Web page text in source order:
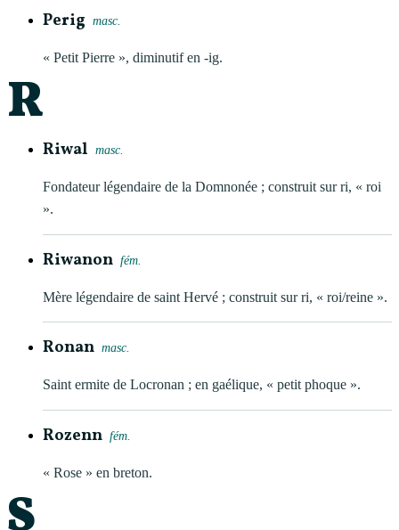
Perig masc.
« Petit Pierre », diminutif en -ig.
R
Riwal masc.
Fondateur légendaire de la Domnonée ; construit sur ri, « roi
».
Riwanon fém.
Mère légendaire de saint Hervé ; construit sur ri, « roi/reine ».
Ronan masc.
Saint ermite de Locronan ; en gaélique, « petit phoque ».
Rozenn fém.
« Rose » en breton.